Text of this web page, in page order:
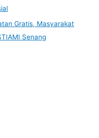
Gratis, Masyarakat
Senang